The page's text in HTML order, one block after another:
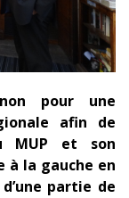
pour une
afin de
MUP et son
à la gauche en
partie de